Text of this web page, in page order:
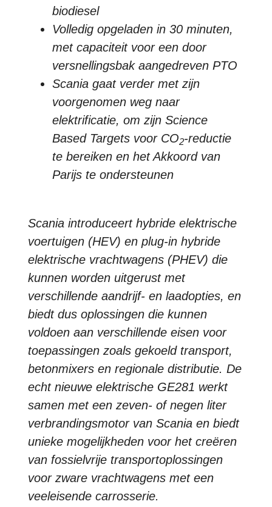
biodiesel
Volledig opgeladen in 30 minuten,
met capaciteit voor een door
versnellingsbak aangedreven PTO
Scania gaat verder met zijn
voorgenomen weg naar
elektrificatie, om zijn Science
Based Targets voor CO2-reductie
te bereiken en het Akkoord van
Parijs te ondersteunen
Scania introduceert hybride elektrische
voertuigen (HEV) en plug-in hybride
elektrische vrachtwagens (PHEV) die
kunnen worden uitgerust met
verschillende aandrijf- en laadopties, en
biedt dus oplossingen die kunnen
voldoen aan verschillende eisen voor
toepassingen zoals gekoeld transport,
betonmixers en regionale distributie. De
echt nieuwe elektrische GE281 werkt
samen met een zeven- of negen liter
verbrandingsmotor van Scania en biedt
unieke mogelijkheden voor het creëren
van fossielvrije transportoplossingen
voor zware vrachtwagens met een
veeleisende carrosserie.